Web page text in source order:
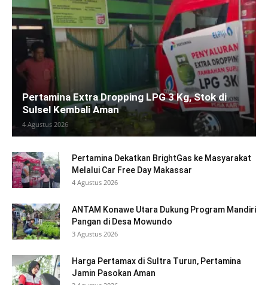
Pertamina Extra Dropping LPG 3 Kg, Stok di
Sulsel Kembali Aman
4 Agustus 2026
Pertamina Dekatkan BrightGas ke Masyarakat
Melalui Car Free Day Makassar
4 Agustus 2026
ANTAM Konawe Utara Dukung Program Mandiri
Pangan di Desa Mowundo
3 Agustus 2026
Harga Pertamax di Sultra Turun, Pertamina
Jamin Pasokan Aman